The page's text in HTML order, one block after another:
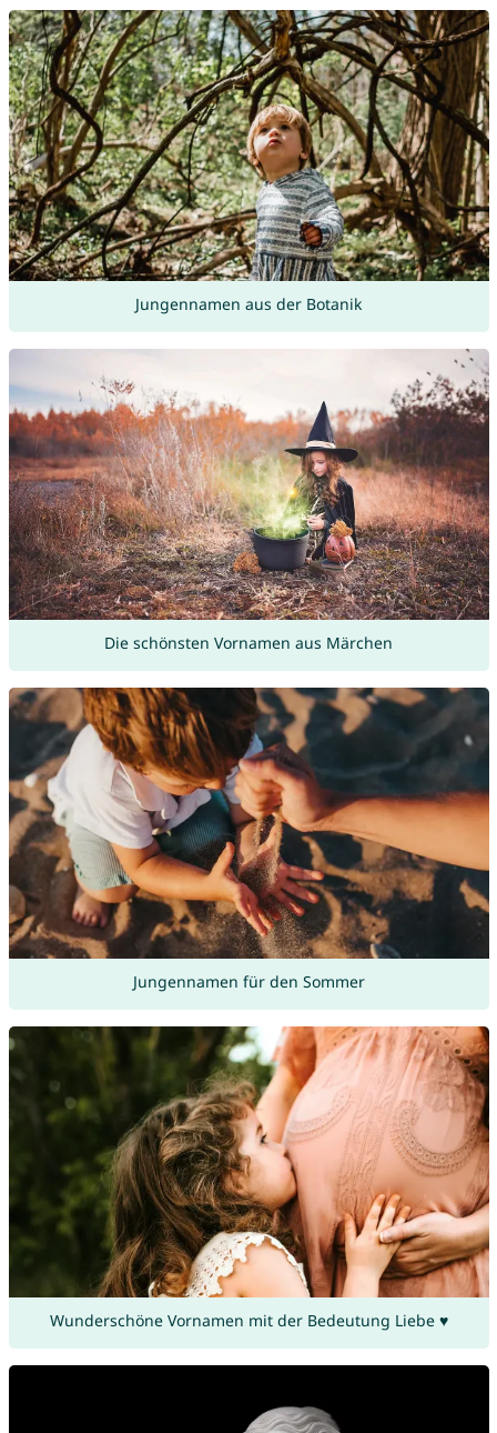
Jungennamen aus der Botanik
Die schönsten Vornamen aus Märchen
Jungennamen für den Sommer
Wunderschöne Vornamen mit der Bedeutung Liebe ♥